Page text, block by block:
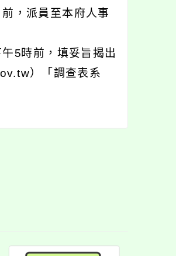
，派員至本府人事
5時前，填妥旨揭出
）「調查表系